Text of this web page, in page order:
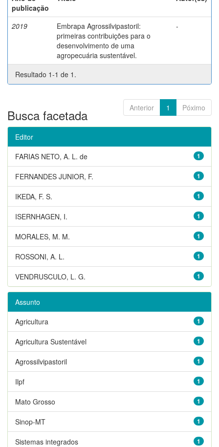
publicação
2019
Embrapa Agrossilvipastoril:
primeiras contribuições para o
desenvolvimento de uma
agropecuária sustentável.
-
Resultado 1-1 de 1.
Anterior 1 Póximo
Busca facetada
Editor
1
FARIAS NETO, A. L. de
1
FERNANDES JUNIOR, F.
1
IKEDA, F. S.
1
ISERNHAGEN, I.
1
MORALES, M. M.
1
ROSSONI, A. L.
1
VENDRUSCULO, L. G.
Assunto
1
Agricultura
1
Agricultura Sustentável
1
Agrossilvipastoril
1
Ilpf
1
Mato Grosso
1
Sinop-MT
1
Sistemas integrados